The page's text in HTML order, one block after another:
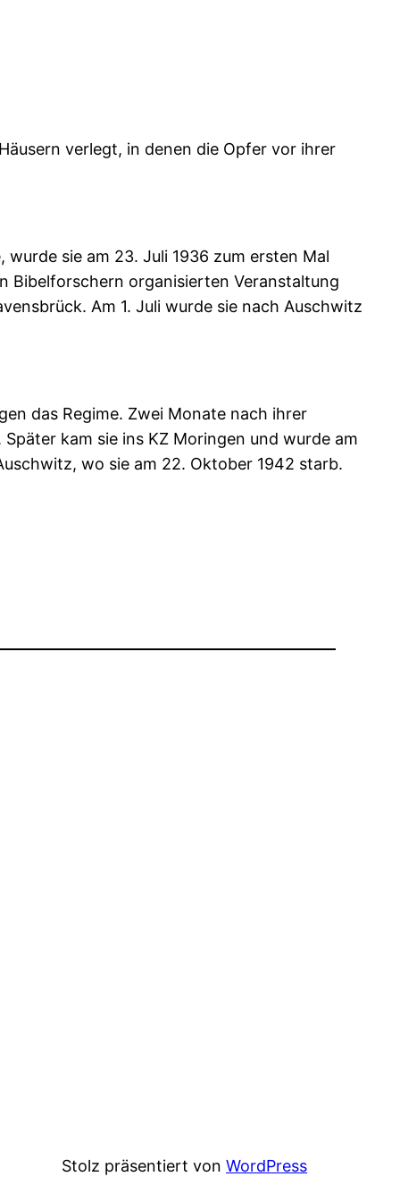
verlegt, in denen die Opfer vor ihrer
sie am 23. Juli 1936 zum ersten Mal
Bibelforschern organisierten Veranstaltung
Am 1. Juli wurde sie nach Auschwitz
das Regime. Zwei Monate nach ihrer
kam sie ins KZ Moringen und wurde am
wo sie am 22. Oktober 1942 starb.
Stolz präsentiert von WordPress